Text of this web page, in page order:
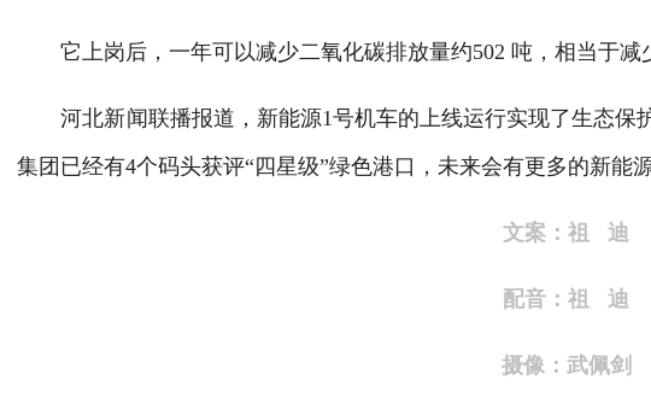
它上岗后，一年可以减少二氧化碳排放量约502 吨，相当于减
河北新闻联播报道，新能源1号机车的上线运行实现了生态保
集团已经有4个码头获评“四星级”绿色港口，未来会有更多的新能
文案：祖 迪
配音：祖 迪
摄像：武佩剑